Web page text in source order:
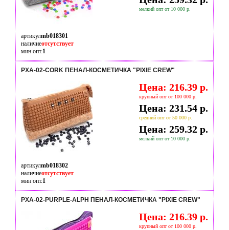
мелкий опт от 10 000 р.
артикулmb018301
наличиеотсутствует
мин опт.1
PXA-02-CORK ПЕНАЛ-КОСМЕТИЧКА "PIXIE CREW"
Цена: 216.39 р.
крупный опт от 100 000 р.
Цена: 231.54 р.
средний опт от 50 000 р.
Цена: 259.32 р.
мелкий опт от 10 000 р.
артикулmb018302
наличиеотсутствует
мин опт.1
PXA-02-PURPLE-ALPH ПЕНАЛ-КОСМЕТИЧКА "PIXIE CREW"
Цена: 216.39 р.
крупный опт от 100 000 р.